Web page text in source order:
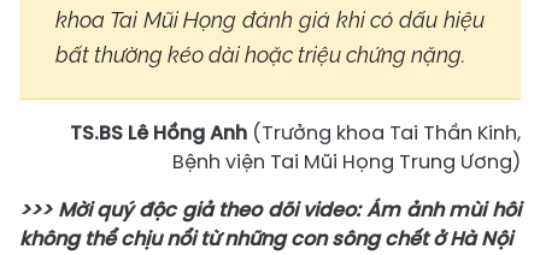
khoa Tai Mũi Họng đánh giá khi có dấu hiệu
bất thường kéo dài hoặc triệu chứng nặng.
TS.BS Lê Hồng Anh (Trưởng khoa Tai Thần Kinh,
Bệnh viện Tai Mũi Họng Trung Ương)
>>> Mời quý độc giả theo dõi video: Ám ảnh mùi hôi
không thể chịu nổi từ những con sông chết ở Hà Nội